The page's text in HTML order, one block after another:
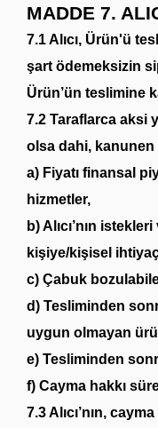
MADDE 7.
7.1 Alıcı, Ürün'ü
şart ödemeksizin
Ürün’ün teslimine
7.2 Taraflarca aksi
olsa dahi, kanunen
a) Fiyatı finansal
hizmetler,
b) Alıcı’nın
kişiye/kişisel
c) Çabuk
d) Tesliminden
uygun olmayan
e) Tesliminden
f) Cayma hakkı
7.3 Alıcı’nın,